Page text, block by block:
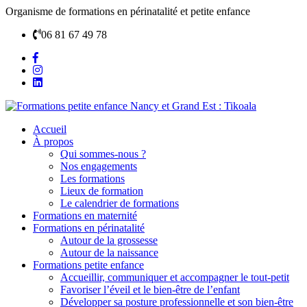
Organisme de formations en périnatalité et petite enfance
06 81 67 49 78
Accueil
À propos
Qui sommes-nous ?
Nos engagements
Les formations
Lieux de formation
Le calendrier de formations
Formations en maternité
Formations en périnatalité
Autour de la grossesse
Autour de la naissance
Formations petite enfance
Accueillir, communiquer et accompagner le tout-petit
Favoriser l’éveil et le bien-être de l’enfant
Développer sa posture professionnelle et son bien-être